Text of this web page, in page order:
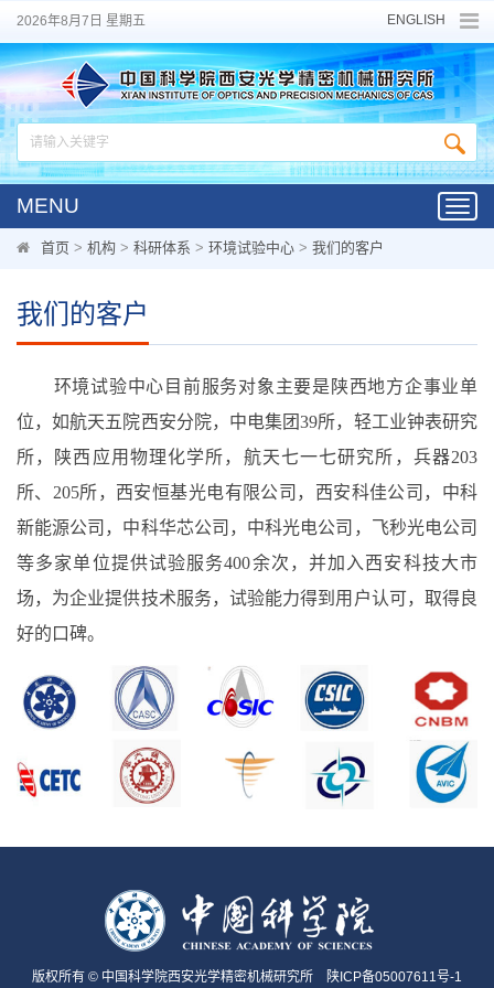
2026年8月7日 星期五 ENGLISH
MENU
首页 > 机构 > 科研体系 > 环境试验中心 > 我们的客户
我们的客户
环境试验中心目前服务对象主要是陕西地方企事业单
位，如航天五院西安分院，中电集团39所，轻工业钟表研究
所，陕西应用物理化学所，航天七一七研究所，兵器203
所、205所，西安恒基光电有限公司，西安科佳公司，中科
新能源公司，中科华芯公司，中科光电公司，飞秒光电公司
等多家单位提供试验服务400余次，并加入西安科技大市
场，为企业提供技术服务，试验能力得到用户认可，取得良
好的口碑。
版权所有 © 中国科学院西安光学精密机械研究所 陕ICP备05007611号-1